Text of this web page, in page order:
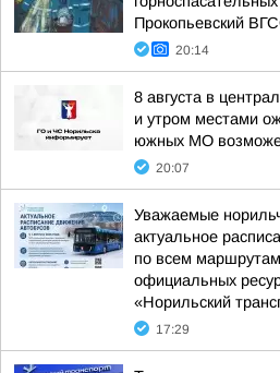
Прокопьевский
20:14
8 августа в
и утром местами
южных МО
20:07
Уважаемые
актуальное
по всем
официальных
«Норильский
17:29